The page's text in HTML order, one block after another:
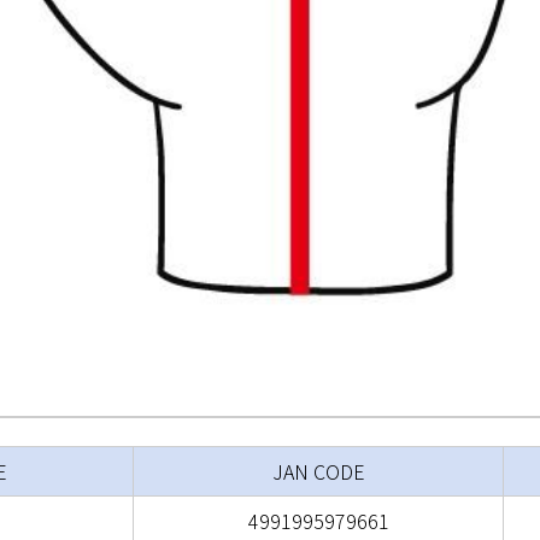
JAN CODE
4991995979661